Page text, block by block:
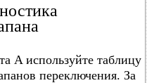
A используйте таблицу
переключения. За